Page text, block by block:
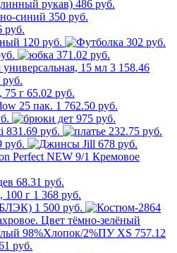
486 руб.
350 руб.
руб.
120 руб.
302 руб.
371.02 руб.
3 158.46
руб.
65.02 руб.
1 762.50 руб.
975 руб.
831.69 руб.
232.75 руб.
руб.
678 руб.
68.31 руб.
1 368 руб.
1 500 руб.
757.12
руб.